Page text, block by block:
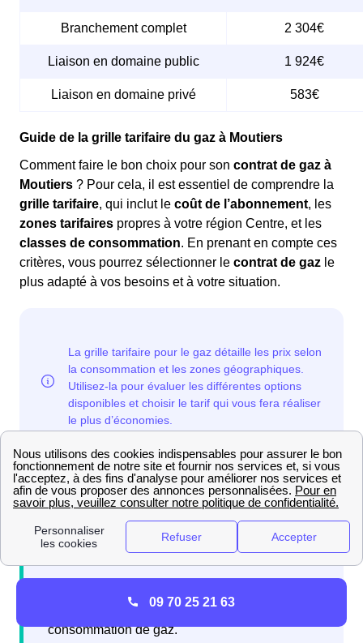
Branchement complet 2 304€
Liaison en domaine public 1 924€
Liaison en domaine privé 583€
Guide de la grille tarifaire du gaz à Moutiers
Comment faire le bon choix pour son contrat de gaz à
Moutiers ? Pour cela, il est essentiel de comprendre la
grille tarifaire, qui inclut le coût de l’abonnement, les
zones tarifaires propres à votre région Centre, et les
classes de consommation. En prenant en compte ces
critères, vous pourrez sélectionner le contrat de gaz le
plus adapté à vos besoins et à votre situation.
Avant tout, lesclasses de consommationjouent un
rôle clé dans la compréhension de la grille tarifaire.
utilisateurs en fonction de leur niveau de
consommation de gaz.
09 70 25 21 63